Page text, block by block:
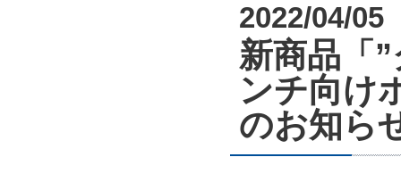
2022/04/05
新商品「
ンチ向け
のお知ら